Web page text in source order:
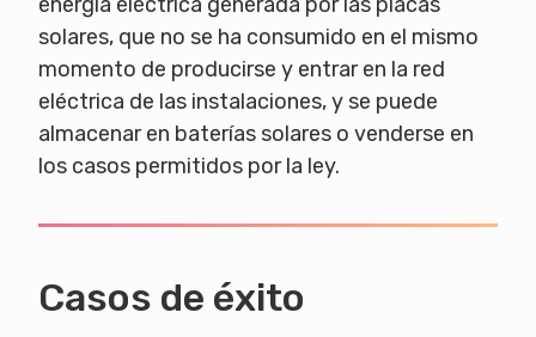
solares, que no se ha consumido en el mismo
momento de producirse y entrar en la red
eléctrica de las instalaciones, y se puede
almacenar en baterías solares o venderse en
los casos permitidos por la ley.
Casos de éxito